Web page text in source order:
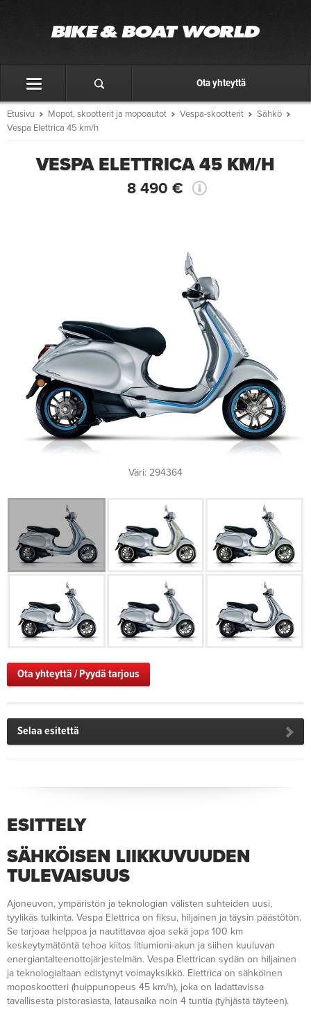
Ota yhteyttä
Etusivu Mopot, skootterit ja mopoautot Vespa-skootterit
Sähkö
Vespa Elettrica 45 km/h
VESPA ELETTRICA 45 KM/H
8 490 €
Väri: 294364
Ota yhteyttä / Pyydä tarjous
Selaa esitettä
ESITTELY
SÄHKÖISEN LIIKKUVUUDEN
TULEVAISUUS
Ajoneuvon, ympäristön ja teknologian välisten suhteiden uusi,
tyylikäs tulkinta. Vespa Elettrica on fiksu, hiljainen ja täysin päästötön.
Se tarjoaa helppoa ja nautittavaa ajoa sekä jopa 100 km
keskeytymätöntä tehoa kiitos litiumioni-akun ja siihen kuuluvan
energiantalteenottojärjestelmän. Vespa Elettrican sydän on hiljainen
ja teknologialtaan edistynyt voimayksikkö. Elettrica on sähköinen
moposkootteri (huippunopeus 45 km/h), joka on ladattavissa
tavallisesta pistorasiasta, latausaika noin 4 tuntia (tyhjästä täyteen).